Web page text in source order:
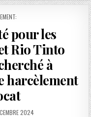
pour les
Rio Tinto
à
harcèlement
2024